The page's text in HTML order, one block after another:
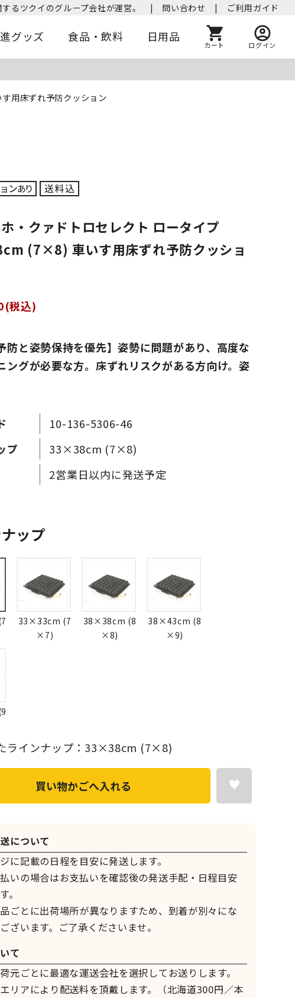
るツクイのグループ会社が運営。 | 問い合わせ | ご利用ガイド
グッズ 食品・飲料 日用品
カート ログイン
用床ずれ予防クッション
防と姿勢保持を優先】姿勢に問題があり、高度な
ングが必要な方。床ずれリスクがある方向け。姿
・クァドトロセレクト ロータイプ
(7×8) 車いす用床ずれ予防クッショ
税込)
10-136-5306-46
プ
33×38cm (7×8)
2営業日以内に発送予定
ップ
33×33cm (7
×7)
38×38cm (8
×8)
38×43cm (8
×9)
ラインナップ：33×38cm (7×8)
について
に記載の日程を目安に発送します。
いの場合はお支払いを確認後の発送手配・日程目安
。
ごとに出荷場所が異なりますため、到着が別々にな
ざいます。ご了承くださいませ。
て
元ごとに最適な運送会社を選択してお送りします。
リアにより配送料を頂戴します。（北海道300円／本
買い物かごへ入れる